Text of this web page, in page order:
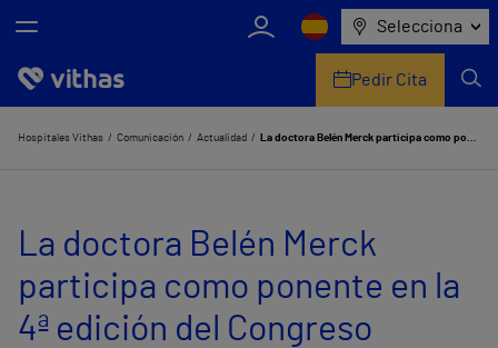
Selecciona
Nosotros
Servicios de salud
Equipo médico y asistencial
Pedir Cita
Hospitales Vithas Comunicación Actualidad La doctora Belén Merck participa como ponente en la 4ª edición del Congreso Español de la Mama (CEMA)
La doctora Belén Merck
participa como ponente en la
4ª edición del Congreso